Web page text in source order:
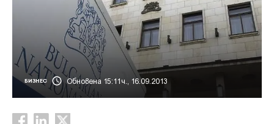
БИЗНЕС Обновена 15:11ч., 16.09.2013